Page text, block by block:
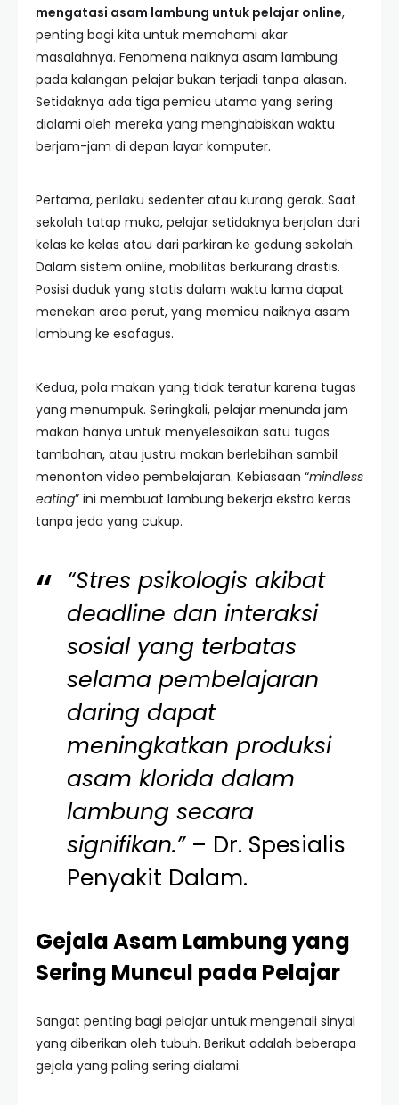
mengatasi asam lambung untuk pelajar online,
penting bagi kita untuk memahami akar
masalahnya. Fenomena naiknya asam lambung
pada kalangan pelajar bukan terjadi tanpa alasan.
Setidaknya ada tiga pemicu utama yang sering
dialami oleh mereka yang menghabiskan waktu
berjam-jam di depan layar komputer.
Pertama, perilaku sedenter atau kurang gerak. Saat
sekolah tatap muka, pelajar setidaknya berjalan dari
kelas ke kelas atau dari parkiran ke gedung sekolah.
Dalam sistem online, mobilitas berkurang drastis.
Posisi duduk yang statis dalam waktu lama dapat
menekan area perut, yang memicu naiknya asam
lambung ke esofagus.
Kedua, pola makan yang tidak teratur karena tugas
yang menumpuk. Seringkali, pelajar menunda jam
makan hanya untuk menyelesaikan satu tugas
tambahan, atau justru makan berlebihan sambil
menonton video pembelajaran. Kebiasaan “mindless
eating” ini membuat lambung bekerja ekstra keras
tanpa jeda yang cukup.
“Stres psikologis akibat
deadline dan interaksi
sosial yang terbatas
selama pembelajaran
daring dapat
meningkatkan produksi
asam klorida dalam
lambung secara
signifikan.”– Dr. Spesialis
Penyakit Dalam.
Gejala Asam Lambung yang
Sering Muncul pada Pelajar
Sangat penting bagi pelajar untuk mengenali sinyal
yang diberikan oleh tubuh. Berikut adalah beberapa
gejala yang paling sering dialami: